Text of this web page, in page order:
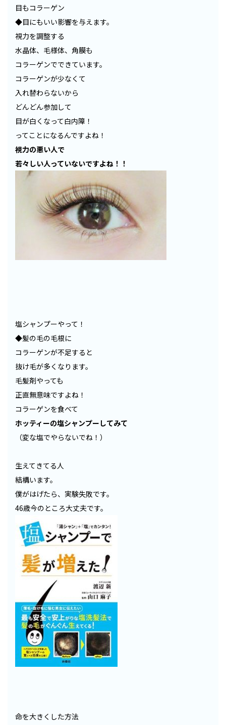
目もコラーゲン
◆目にもいい影響を与えます。
視力を調整する
水晶体、毛様体、角膜も
コラーゲンでできています。
コラーゲンが少なくて
入れ替わらないから
どんどん参加して
目が白くなって白内障！
ってことになるんですよね！
視力の悪い人で
若々しい人っていないですよね！！
塩シャンプーやって！
◆髪の毛の毛根に
コラーゲンが不足すると
抜け毛が多くなります。
毛髪剤やっても
正直無意味ですよね！
コラーゲンを食べて
ホッティーの塩シャンプーしてみて
（変な塩でやらないでね！）
生えてきてる人
結構います。
僕がはげたら、実験失敗です。
46歳今のところ大丈夫です。
命を大きくした方法